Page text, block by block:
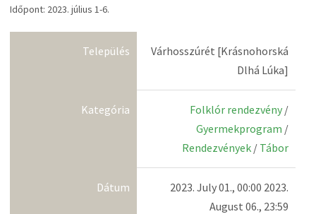
Időpont: 2023. július 1-6.
Település
Várhosszúrét [Krásnohorská
Dlhá Lúka]
Kategória Folklór rendezvény /
Gyermekprogram /
Rendezvények / Tábor
Dátum
2023. July 01., 00:00 2023.
August 06., 23:59